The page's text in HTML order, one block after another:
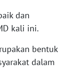
dan
kali ini.
bentuk
dalam